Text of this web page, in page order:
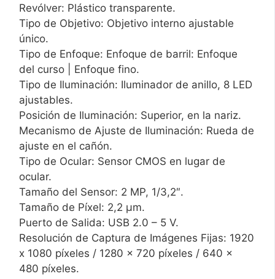
Revólver: Plástico transparente.
Tipo de Objetivo: Objetivo interno ajustable
único.
Tipo de Enfoque: Enfoque de barril: Enfoque
del curso | Enfoque fino.
Tipo de Iluminación: Iluminador de anillo, 8 LED
ajustables.
Posición de Iluminación: Superior, en la nariz.
Mecanismo de Ajuste de Iluminación: Rueda de
ajuste en el cañón.
Tipo de Ocular: Sensor CMOS en lugar de
ocular.
Tamaño del Sensor: 2 MP, 1/3,2″.
Tamaño de Píxel: 2,2 μm.
Puerto de Salida: USB 2.0 – 5 V.
Resolución de Captura de Imágenes Fijas: 1920
x 1080 píxeles / 1280 x 720 píxeles / 640 x
480 píxeles.